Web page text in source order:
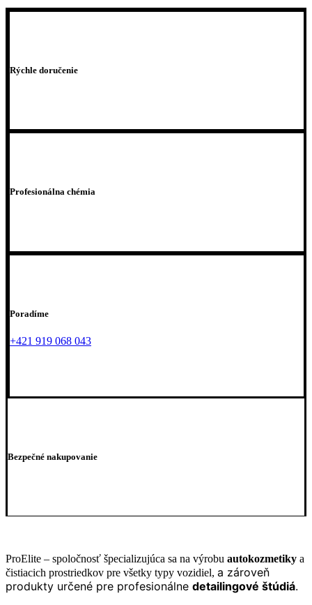
Rýchle doručenie
Profesionálna chémia
Poradíme
+421 919 068 043
Bezpečné nakupovanie
ProElite – spoločnosť špecializujúca sa na výrobu autokozmetiky a
čistiacich prostriedkov pre všetky typy vozidiel, a zároveň
produkty určené pre profesionálne detailingové štúdiá.